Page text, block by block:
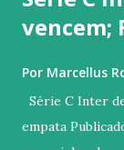
vencem;
Por Marcellus
Série C Inter
empata